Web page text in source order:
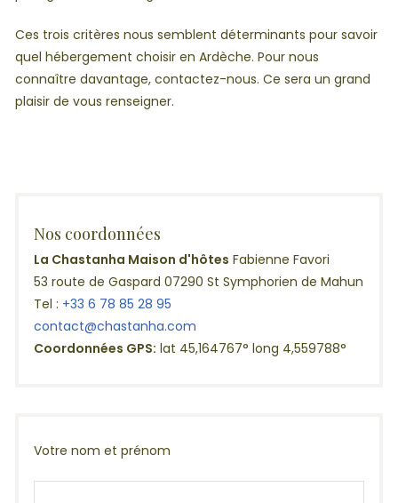
Ces trois critères nous semblent déterminants pour savoir
quel hébergement choisir en Ardèche. Pour nous
connaître davantage, contactez-nous. Ce sera un grand
plaisir de vous renseigner.
Nos coordonnées
La Chastanha Maison d'hôtes Fabienne Favori
53 route de Gaspard 07290 St Symphorien de Mahun
Tel : +33 6 78 85 28 95
contact@chastanha.com
Coordonnées GPS: lat 45,164767° long 4,559788°
Votre nom et prénom